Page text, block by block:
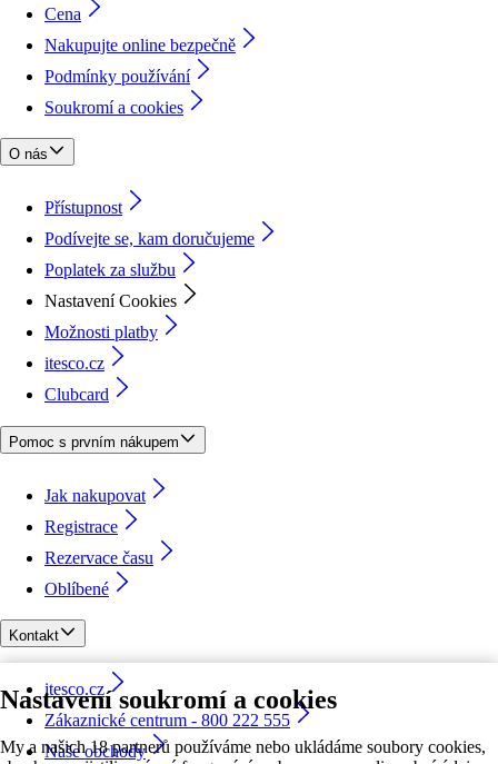
Nastavení soukromí a cookies
My a našich 18 partnerů používáme nebo ukládáme soubory cookies,
Cena
Nakupujte online bezpečně
Podmínky používání
Soukromí a cookies
O nás
Přístupnost
Podívejte se, kam doručujeme
Poplatek za službu
Nastavení Cookies
Možnosti platby
itesco.cz
Clubcard
Pomoc s prvním nákupem
Jak nakupovat
Registrace
Rezervace času
Oblíbené
Kontakt
itesco.cz
Zákaznické centrum - 800 222 555
Naše obchody